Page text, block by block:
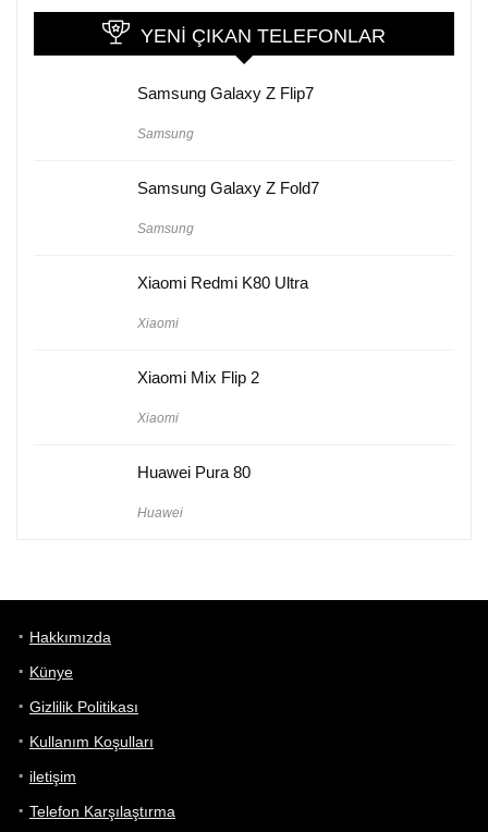
YENI ÇIKAN TELEFONLAR
Samsung Galaxy Z Flip7
Samsung
Samsung Galaxy Z Fold7
Samsung
Xiaomi Redmi K80 Ultra
Xiaomi
Xiaomi Mix Flip 2
Xiaomi
Huawei Pura 80
Huawei
Hakkımızda
Künye
Gizlilik Politikası
Kullanım Koşulları
iletişim
Telefon Karşılaştırma